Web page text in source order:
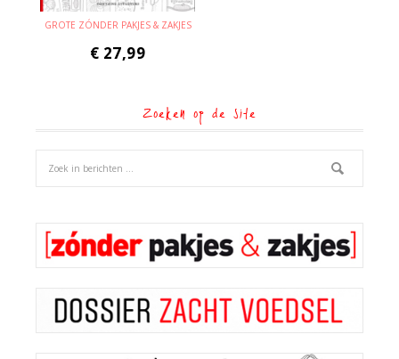
GROTE ZÓNDER PAKJES & ZAKJES
€ 27,99
Zoeken op de site